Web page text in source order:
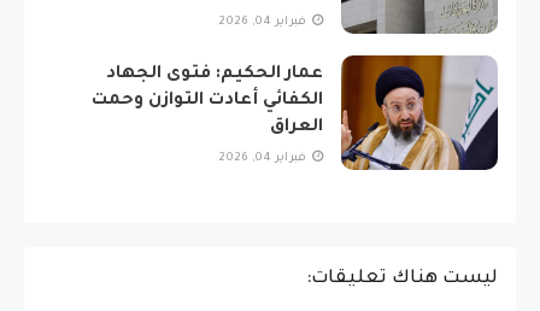
فبراير 04, 2026
عمار الحكيم: فتوى الجهاد
الكفائي أعادت التوازن وحمت
العراق
فبراير 04, 2026
ليست هناك تعليقات: